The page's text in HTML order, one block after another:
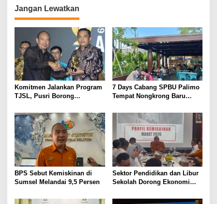
a
s
p
o
s
Jangan Lewatkan
Komitmen Jalankan Program
TJSL, Pusri Borong
Predikat Gold
7 Days Cabang SPBU Palimo
Tempat Nongkrong Baru
BPS Sebut Kemiskinan di
Sumsel Melandai 9,5 Persen
Sektor Pendidikan dan Libur
Sekolah Dorong Ekonomi
di Triwulan II 2026